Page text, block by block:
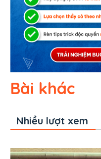
Bài khác
Nhiều lượt xem